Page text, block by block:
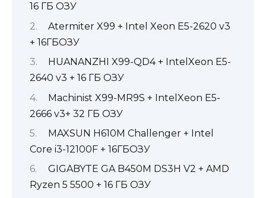
16 ГБ ОЗУ
Atermiter X99 + Intel Xeon E5-2620 v3
+ 16ГБОЗУ
HUANANZHI X99-QD4 + IntelXeon E5-
2640 v3 + 16 ГБ ОЗУ
Machinist X99-MR9S + IntelXeon E5-
2666 v3+ 32 ГБ ОЗУ
MAXSUN H610M Challenger + Intel
Core i3-12100F + 16ГБОЗУ
GIGABYTE GA B450M DS3H V2 + AMD
Ryzen 5 5500 + 16 ГБ ОЗУ